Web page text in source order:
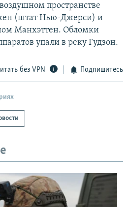
пространстве
(штат Нью-Джерси) и
Манхэттен. Обломки
упали в реку Гудзон.
без VPN Подпишитесь